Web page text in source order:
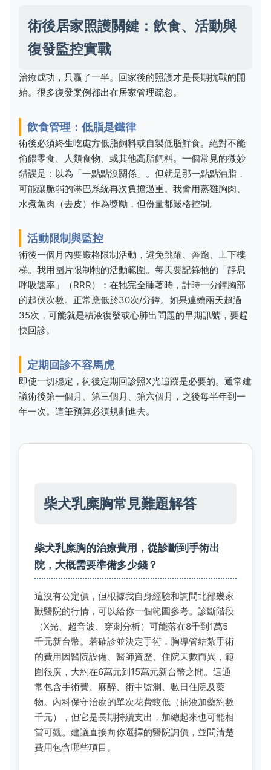
術後居家照護關鍵：飲食、活動與
復發監控實戰
治療成功，只贏了一半。回家後的照護才是長期抗戰的開
始。很多復發案例都出在居家管理疏忽。
飲食管理：低脂是鐵律
術後必須終生吃處方低脂飼料或自製低脂鮮食。絕對不能
偷餵零食、人類食物、或其他高脂飼料。一個常見的微妙
錯誤是：以為「一點點沒關係」。但就是那一點點油脂，
可能讓脆弱的淋巴系統再次負擔過重。我會用蒸雞胸肉、
水煮魚肉（去皮）作為獎勵，但份量都嚴格控制。
活動限制與監控
術後一個月內要嚴格限制活動，避免跳躍、奔跑、上下樓
梯。我用圍片限制牠的活動範圍。每天要記錄牠的「靜息
呼吸速率」（RRR）：在牠完全睡著時，計時一分鐘胸部
的起伏次數。正常應低於30次/分鐘。如果連續兩天超過
35次，可能就是積液復發或心肺出問題的早期訊號，要趕
快回診。
定期回診不容馬虎
即使一切穩定，術後定期回診照X光追蹤是必要的。通常建
議術後第一個月、第三個月、第六個月，之後每半年到一
年一次。這筆預算必須規劃進去。
柴犬乳糜胸常見難題解答
柴犬乳糜胸的治療費用，從診斷到手術出
院，大概需要準備多少錢？
這沒有公定價，但根據我自身經驗和詢問北部幾家
獸醫院的行情，可以給你一個範圍參考。診斷階段
（X光、超音波、穿刺分析）可能落在8千到1萬5
千元新台幣。若確診並決定手術，胸導管結紮手術
的費用因醫院設備、醫師資歷、住院天數而異，範
圍很廣，大約在6萬元到15萬元新台幣之間。這通
常包含手術費、麻醉、術中監測、數日住院及藥
物。內科保守治療的單次花費較低（抽液加藥約數
千元），但它是長期持續支出，加總起來也可能相
當可觀。建議直接向你選擇的醫院詢價，並問清楚
費用包含哪些項目。